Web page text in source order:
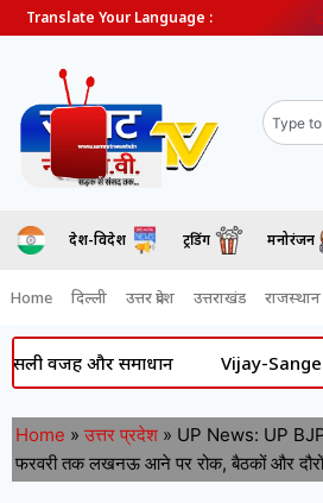
Translate Your Language :
देश-विदेश ट्रेंडिंग मनोरंजन
Home दिल्ली उत्तर प्रदेश उत्तराखंड राजस्थान
और समाधान Vijay-Sangeetha:
Home » उत्तर प्रदेश » UP News: UP
फरवरी तक लखनऊ आने पर रोक, बैठकों और दौरों